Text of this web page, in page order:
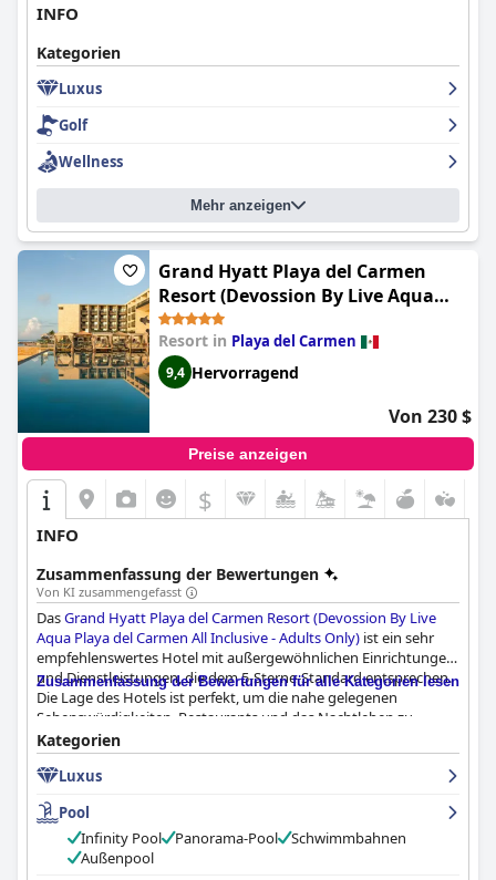
INFO
Kategorien
Luxus
Golf
Wellness
Mehr anzeigen
Grand Hyatt Playa del Carmen
Resort (Devossion By Live Aqua
Playa del Carmen All Inclusive -
Adults Only)
Resort in Playa del Carmen
9,4 Hervorragend
Von 230 $
Preise anzeigen
$
INFO
Zusammenfassung der Bewertungen
Von KI zusammengefasst
DasGrand Hyatt Playa del Carmen Resort (Devossion By Live
Aqua Playa del Carmen All Inclusive - Adults Only) ist ein sehr
empfehlenswertes Hotel mit außergewöhnlichen Einrichtungen
und Dienstleistungen, die dem 5-Sterne-Standard entsprechen.
Die Lage des Hotels ist perfekt, um die nahe gelegenen
Sehenswürdigkeiten, Restaurants und das Nachtleben zu
erkunden. Die Gäste schätzen die atemberaubende Lage direkt
am Strand mit türkisfarbenem Wasser und einer
wunderschönen Aussicht. Das Frühstück ist köstlich und
großartig, und das Speiseangebot ist abwechslungsreich und
bietet einige herausragende Gerichte. Die geräumigen und
komfortablen Zimmer sind ein Highlight mit atemberaubendem
Meerblick. Das Hotel ist modern und sauber, die
Zusammenfassung der Bewertungen für alle Kategorien lesen
Kategorien
Luxus
Pool
Infinity Pool
Panorama-Pool
Schwimmbahnen
Außenpool